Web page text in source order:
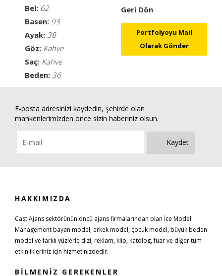
Bel: 62
Basen: 93
Ayak: 38
Göz: Kahve
Saç: Kahve
Beden: 36
Geri Dön
Portfolyoyu Mail
Olarak Gönder
E-posta adresinizi kaydedin, şehirde olan
mankenlerimizden önce sizin haberiniz olsun.
Kaydet
HAKKIMIZDA
Cast Ajans sektörünün öncü ajans firmalarından olan İce Model
Management bayan model, erkek model, çocuk model, büyük beden
model ve farklı yüzlerle dizi, reklam, klip, katolog, fuar ve diğer tüm
etkinlikleriniz için hizmetinizdedir.
BİLMENİZ GEREKENLER